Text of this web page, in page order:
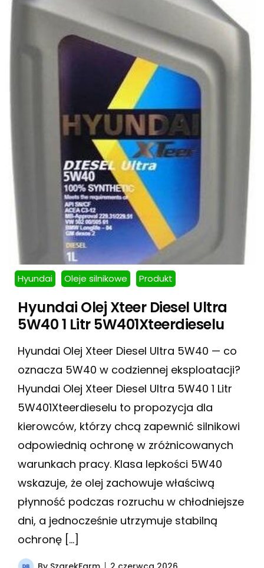
Hyundai Oleje silnikowe Produkt
Hyundai Olej Xteer Diesel Ultra
5W40 1 Litr 5W401Xteerdieselu
Hyundai Olej Xteer Diesel Ultra 5W40 — co
oznacza 5W40 w codziennej eksploatacji?
Hyundai Olej Xteer Diesel Ultra 5W40 1 Litr
5W401Xteerdieselu to propozycja dla
kierowców, którzy chcą zapewnić silnikowi
odpowiednią ochronę w zróżnicowanych
warunkach pracy. Klasa lepkości 5W40
wskazuje, że olej zachowuje właściwą
płynność podczas rozruchu w chłodniejsze
dni, a jednocześnie utrzymuje stabilną
ochronę […]